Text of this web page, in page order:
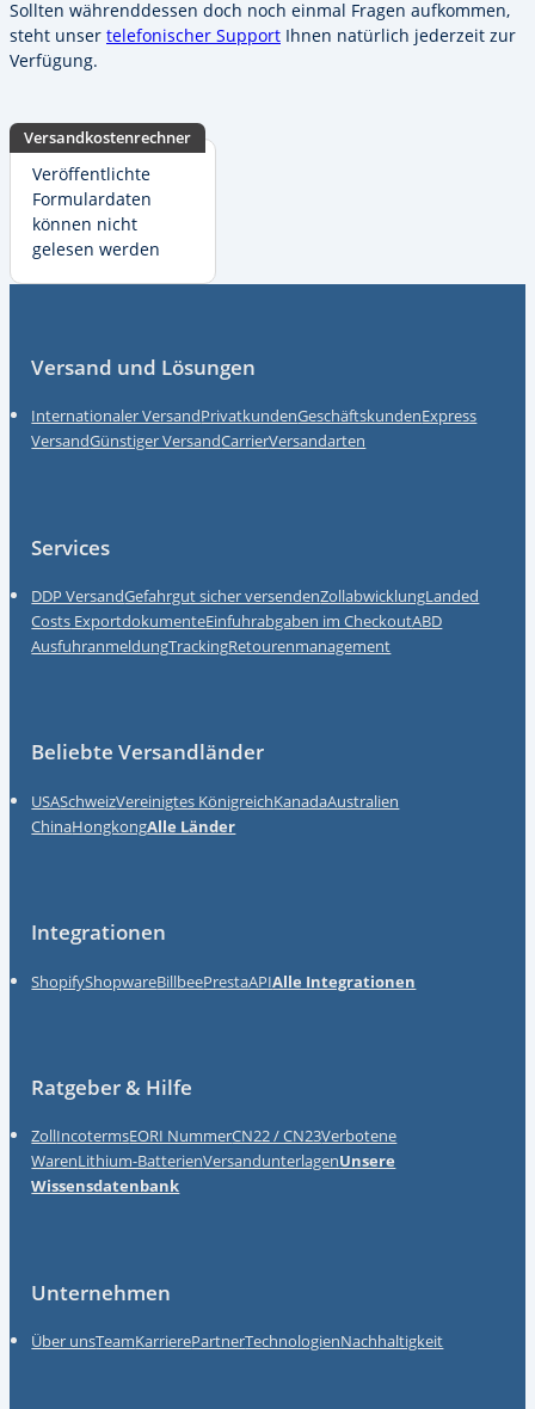
Sollten währenddessen doch noch einmal Fragen aufkommen,
steht unser telefonischer Support Ihnen natürlich jederzeit zur
Verfügung.
Versandkostenrechner
Veröffentlichte
Formulardaten
können nicht
gelesen werden
Versand und Lösungen
Internationaler VersandPrivatkundenGeschäftskundenExpress
VersandGünstiger VersandCarrierVersandarten
Services
DDP VersandGefahrgut sicher versendenZollabwicklungLanded
Costs ExportdokumenteEinfuhrabgaben im CheckoutABD
AusfuhranmeldungTrackingRetourenmanagement
Beliebte Versandländer
USASchweizVereinigtes KönigreichKanadaAustralien
ChinaHongkongAlle Länder
Integrationen
ShopifyShopwareBillbeePrestaAPIAlle Integrationen
Ratgeber & Hilfe
ZollIncotermsEORI NummerCN22 / CN23Verbotene
WarenLithium-BatterienVersandunterlagenUnsere
Wissensdatenbank
Unternehmen
Über unsTeamKarrierePartnerTechnologienNachhaltigkeit